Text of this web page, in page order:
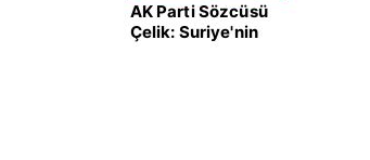
AK Parti Sözcüsü
Çelik: Suriye'nin